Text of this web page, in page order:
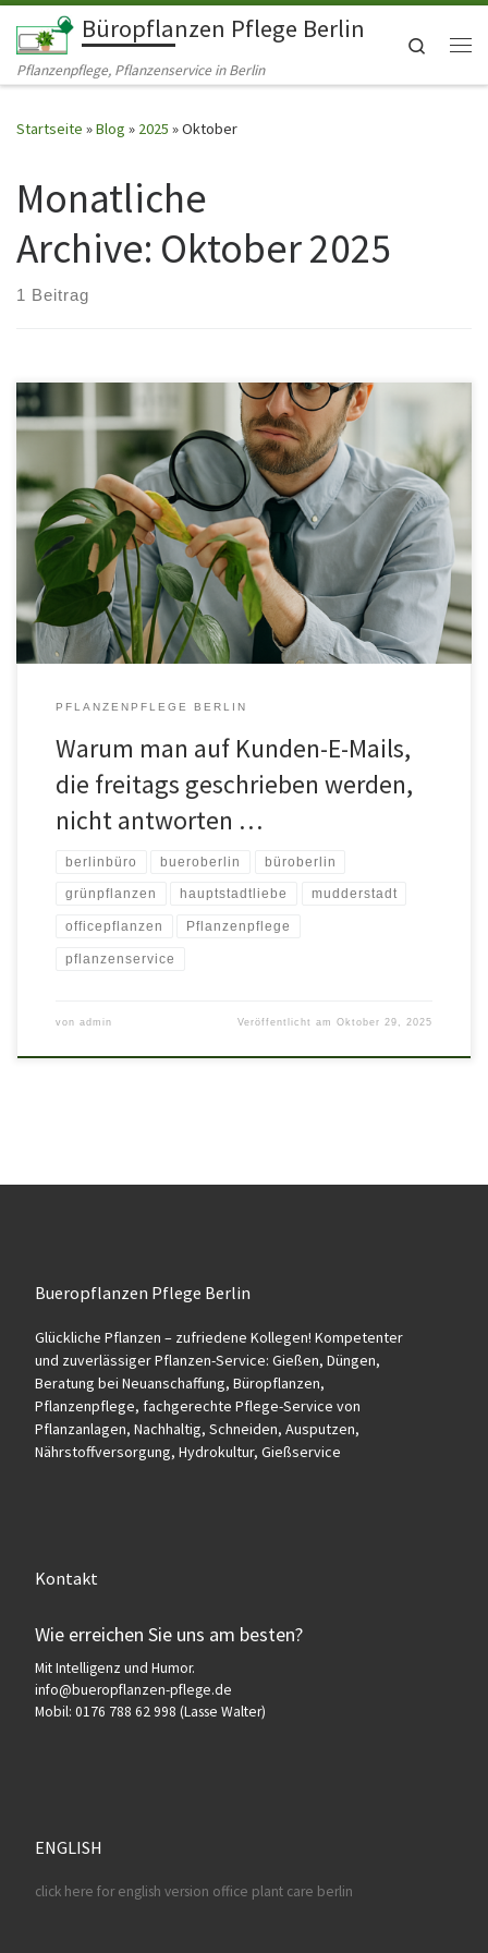
Zum Inhalt springen
Büropflanzen Pflege Berlin
Pflanzenpflege, Pflanzenservice in Berlin
Search
Startseite »Blog » 2025 »Oktober
Monatliche
Archive: Oktober 2025
1 Beitrag
Freitag. 15:57 Uhr. Während normale Menschen ihren Feierabend
planen, beginnt bei manchen Kund*innen plötzlich die botanische
Panikstunde. Dann trudeln sie ein: Die Mails der Kategorie„Hilfe
unsere Yucca wirkt gestresst, können Sie bitte SOFORT mit ihr
sprechen?“oder„Die Monstera hängt. Ist das bereits ein
medizinischer Notfall?“ Und mein persönliches Highlight:„Die
Pflanze im […]
PFLANZENPFLEGE BERLIN
Warum man auf Kunden-E-Mails,
die freitags geschrieben werden,
nicht antworten …
berlinbüro bueroberlin büroberlin
grünpflanzen hauptstadtliebe mudderstadt
officepflanzen Pflanzenpflege
pflanzenservice
von admin Veröffentlicht amOktober 29, 2025
Bueropflanzen Pflege Berlin
Glückliche Pflanzen – zufriedene Kollegen! Kompetenter
und zuverlässiger Pflanzen-Service: Gießen, Düngen,
Beratung bei Neuanschaffung, Büropflanzen,
Pflanzenpflege, fachgerechte Pflege-Service von
Pflanzanlagen, Nachhaltig, Schneiden, Ausputzen,
Nährstoffversorgung, Hydrokultur, Gießservice
Kontakt
Wie erreichen Sie uns am besten?
Mit Intelligenz und Humor.
info@bueropflanzen-pflege.de
Mobil: 0176 788 62 998 (Lasse Walter)
ENGLISH
click here for english version office plant care berlin